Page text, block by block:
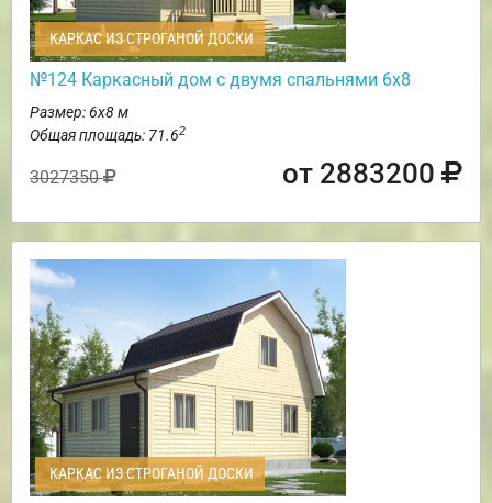
КАРКАС ИЗ СТРОГАНОЙ ДОСКИ
№124 Каркасный дом с двумя спальнями 6х8
Размер: 6х8 м
Общая площадь: 71.62
3027350 от 2883200
КАРКАС ИЗ СТРОГАНОЙ ДОСКИ